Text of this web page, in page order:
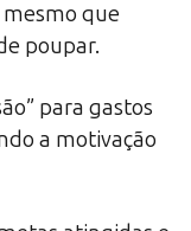
que
poupar.
para gastos
a motivação